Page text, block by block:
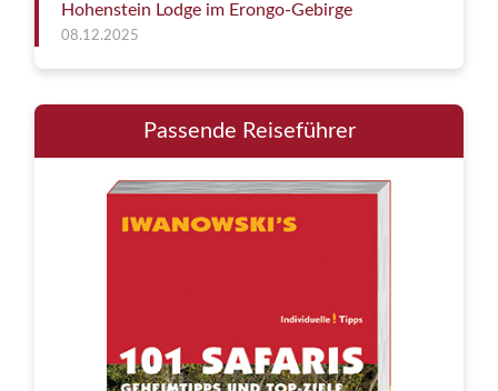
Hohenstein Lodge im Erongo-Gebirge
08.12.2025
Passende Reiseführer